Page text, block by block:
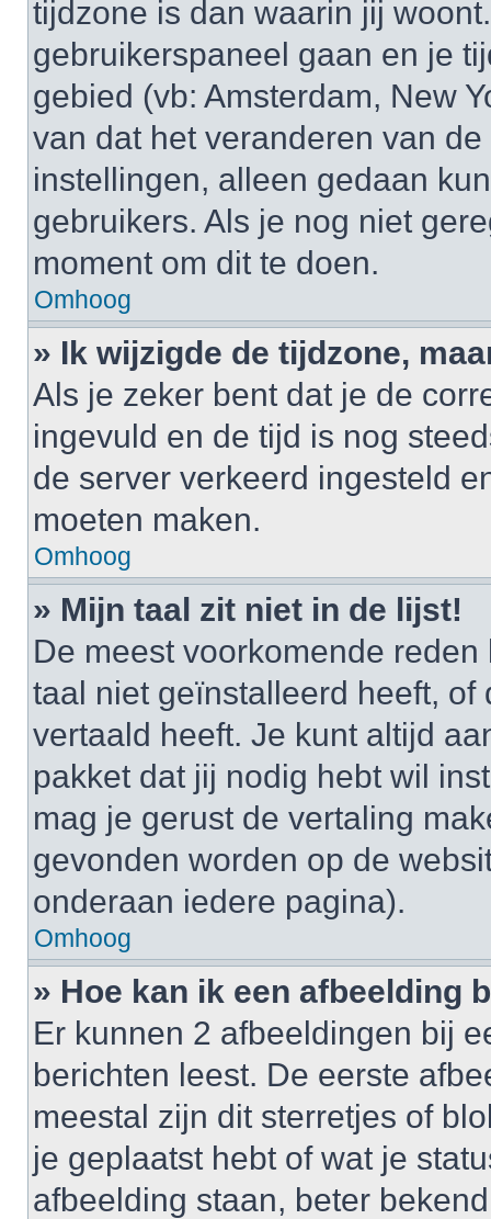
tijdzone is dan waarin jij
gebruikerspaneel gaan en je
gebied (vb: Amsterdam, New
van dat het veranderen van
instellingen, alleen gedaan
gebruikers. Als je nog niet
moment om dit te doen.
Omhoog
» Ik wijzigde de tijdzone,
Als je zeker bent dat je de
ingevuld en de tijd is nog
de server verkeerd ingesteld
moeten maken.
Omhoog
» Mijn taal zit niet in de lijst!
De meest voorkomende
taal niet geïnstalleerd heeft,
vertaald heeft. Je kunt altijd
pakket dat jij nodig hebt wil
mag je gerust de vertaling
gevonden worden op de
onderaan iedere pagina).
Omhoog
» Hoe kan ik een afbeelding
Er kunnen 2 afbeeldingen bij
berichten leest. De eerste
meestal zijn dit sterretjes of
je geplaatst hebt of wat je
afbeelding staan, beter